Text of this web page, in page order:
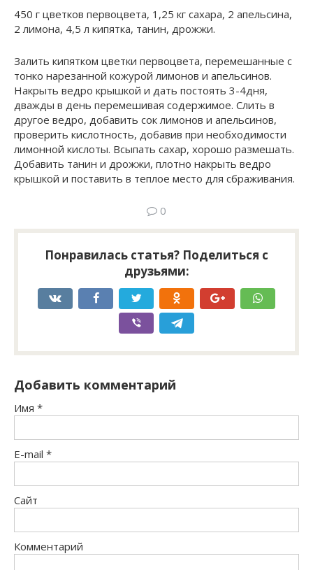
450 г цветков первоцвета, 1,25 кг сахара, 2 апельсина,
2 лимона, 4,5 л кипятка, танин, дрожжи.
Залить кипятком цветки первоцвета, перемешанные с
тонко нарезанной кожурой лимонов и апельсинов.
Накрыть ведро крышкой и дать постоять 3-4дня,
дважды в день перемешивая содержимое. Слить в
другое ведро, добавить сок лимонов и апельсинов,
проверить кислотность, добавив при необходимости
лимонной кислоты. Всыпать сахар, хорошо размешать.
Добавить танин и дрожжи, плотно накрыть ведро
крышкой и поставить в теплое место для сбраживания.
0
Понравилась статья? Поделиться с
друзьями:
Добавить комментарий
Имя *
E-mail *
Сайт
Комментарий